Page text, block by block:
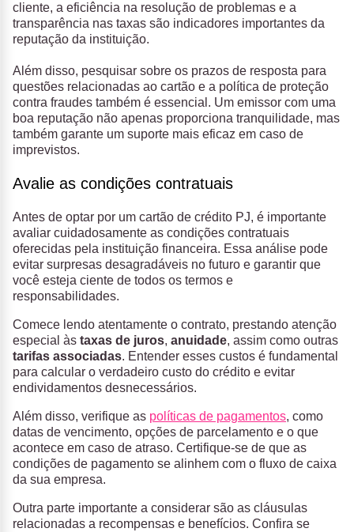
cliente, a eficiência na resolução de problemas e a
transparência nas taxas são indicadores importantes da
reputação da instituição.
Além disso, pesquisar sobre os prazos de resposta para
questões relacionadas ao cartão e a política de proteção
contra fraudes também é essencial. Um emissor com uma
boa reputação não apenas proporciona tranquilidade, mas
também garante um suporte mais eficaz em caso de
imprevistos.
Avalie as condições contratuais
Antes de optar por um cartão de crédito PJ, é importante
avaliar cuidadosamente as condições contratuais
oferecidas pela instituição financeira. Essa análise pode
evitar surpresas desagradáveis no futuro e garantir que
você esteja ciente de todos os termos e
responsabilidades.
Comece lendo atentamente o contrato, prestando atenção
especial às taxas de juros, anuidade, assim como outras
tarifas associadas. Entender esses custos é fundamental
para calcular o verdadeiro custo do crédito e evitar
endividamentos desnecessários.
Além disso, verifique as políticas de pagamentos, como
datas de vencimento, opções de parcelamento e o que
acontece em caso de atraso. Certifique-se de que as
condições de pagamento se alinhem com o fluxo de caixa
da sua empresa.
Outra parte importante a considerar são as cláusulas
relacionadas a recompensas e benefícios. Confira se